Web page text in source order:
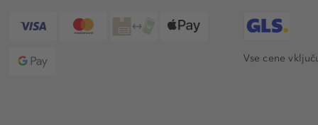
Vse cene